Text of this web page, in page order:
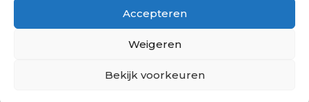
Accepteren
Weigeren
Bekijk voorkeuren